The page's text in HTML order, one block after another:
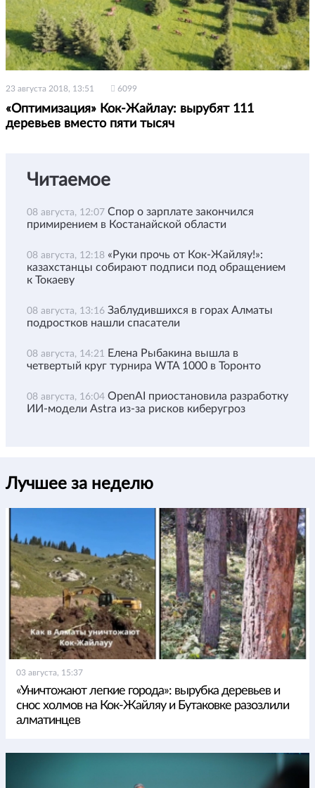
23 августа 2018, 13:51 6099
«Оптимизация» Кок-Жайлау: вырубят 111
деревьев вместо пяти тысяч
Читаемое
08 августа, 12:07 Спор о зарплате закончился
примирением в Костанайской области
08 августа, 12:18 «Руки прочь от Кок-Жайляу!»:
казахстанцы собирают подписи под обращением
к Токаеву
08 августа, 13:16 Заблудившихся в горах Алматы
подростков нашли спасатели
08 августа, 14:21
Елена Рыбакина вышла в
четвертый круг турнира WTA 1000 в Торонто
08 августа, 16:04 OpenAI приостановила разработку
ИИ-модели Astra из-за рисков киберугроз
Лучшее за неделю
03 августа, 15:37
«Уничтожают легкие города»: вырубка деревьев и
снос холмов на Кок-Жайляу и Бутаковке разозлили
алматинцев